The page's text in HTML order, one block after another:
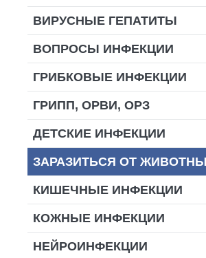
ВИРУСНЫЕ ГЕПАТИТЫ
ВОПРОСЫ ИНФЕКЦИИ
ГРИБКОВЫЕ ИНФЕКЦИИ
ГРИПП, ОРВИ, ОРЗ
ДЕТСКИЕ ИНФЕКЦИИ
ЗАРАЗИТЬСЯ ОТ
КИШЕЧНЫЕ ИНФЕКЦИИ
КОЖНЫЕ ИНФЕКЦИИ
НЕЙРОИНФЕКЦИИ